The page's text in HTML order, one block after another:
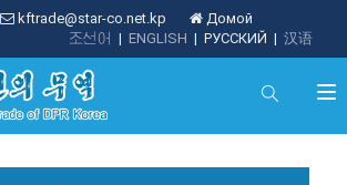
kftrade@star-co.net.kp
Домой
| 汉语
| РУССКИЙ
| ENGLISH
조선어